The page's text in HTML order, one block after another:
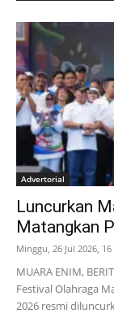
Advertorial
Luncurkan
Matangkan
Minggu, 26 Jul 2026, 16
MUARA ENIM,
Festival Olahraga
2026 resmi